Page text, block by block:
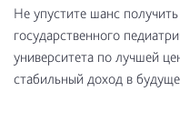
Не упустите шанс
государственного
университета по лучшей
стабильный доход в